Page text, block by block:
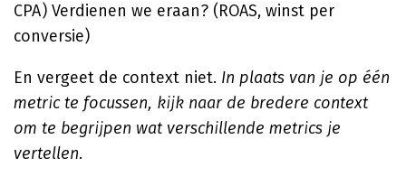
CPA) Verdienen we eraan? (ROAS, winst per
conversie)
En vergeet de context niet. In plaats van je op één
metric te focussen, kijk naar de bredere context
om te begrijpen wat verschillende metrics je
vertellen.